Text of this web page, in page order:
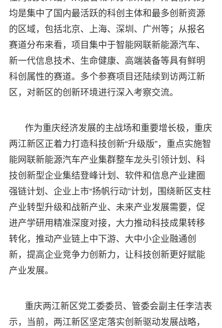
均是集中了国内最活跃的科创主体和最多创新资源
的区域，包括北京、上海、深圳、广州等；从报名
赛道分布来看，项目集中于智能网联新能源汽车、
新一代信息技术、生命健康、高端装备等具有鲜明
科创属性的赛道。多个参赛项目还陆续到访两江新
区，对新区的创新环境进行深入考察交流。
作为重庆经济发展的主战场和重要增长极，重庆
两江新区正着力打造科技创新“升级版”，重点实施智
能网联新能源汽车产业集群整车龙头引领计划、科
技创新型企业集结登峰计划、软件和信息产业建圈
强链计划、企业上市“扬帆行动”计划，围绕新区支柱
产业转型升级和战新产业、未来产业发展需要，促
进产学研用精准深度对接，大力推动科技成果转移
转化，推动产业链上中下游、大中小企业融通创
新，提高企业竞争力创新力，让科技创新更好赋能
产业发展。
重庆两江新区党工委委员、管委会副主任李洁表
示，当前，两江新区坚定落实创新驱动发展战略，